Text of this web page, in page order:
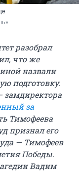
разобрал
что же
назвали
подготовку.
за
Тимофеева
признал его
— Тимофеев
Победы.
Вадим